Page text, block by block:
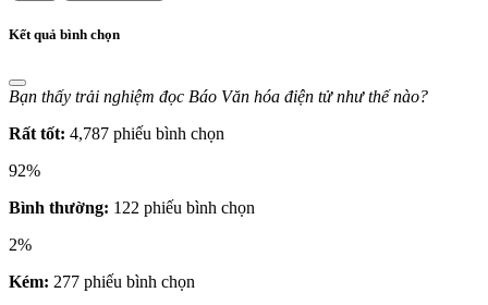
Kết quả bình chọn
Bạn thấy trải nghiệm đọc Báo Văn hóa điện tử như thế nào?
Rất tốt: 4,787 phiếu bình chọn
92%
Bình thường: 122 phiếu bình chọn
2%
Kém: 277 phiếu bình chọn